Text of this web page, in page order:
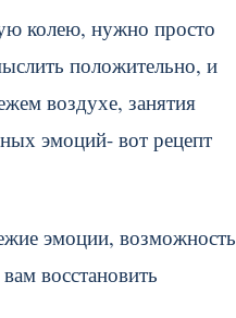
колею, нужно просто
положительно, и
воздухе, занятия
эмоций- вот рецепт
эмоции, возможность
восстановить